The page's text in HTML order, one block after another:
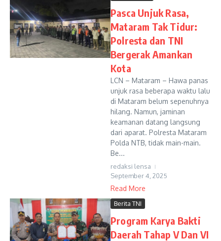
Pasca Unjuk Rasa,
Mataram Tak Tidur:
Polresta dan TNI
Bergerak Amankan
Kota
LCN – Mataram – Hawa panas
unjuk rasa beberapa waktu lalu
di Mataram belum sepenuhnya
hilang. Namun, jaminan
keamanan datang langsung
dari aparat. Polresta Mataram
Polda NTB, tidak main-main.
Be...
redaksi lensa
September 4, 2025
Read More
Berita TNI
Program Karya Bakti
Daerah Tahap V Dan VI